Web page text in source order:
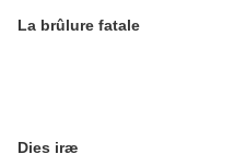
La brûlure fatale
Dies iræ